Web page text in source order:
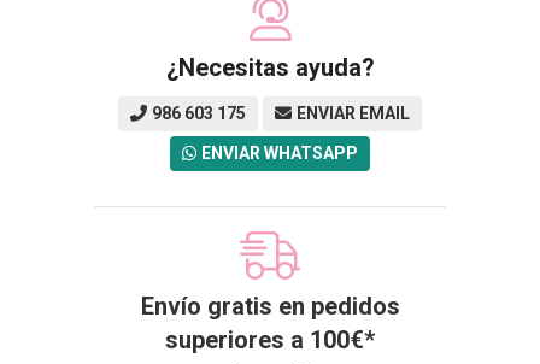
¿Necesitas ayuda?
986 603 175 ENVIAR EMAIL
ENVIAR WHATSAPP
Envío gratis en pedidos
superiores a 100€*